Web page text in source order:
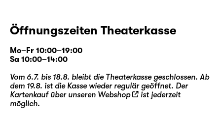
Öffnungszeiten Theaterkasse
Mo–Fr 10:00–19:00
Sa 10:00–14:00
Vom 6.7. bis 18.8. bleibt die Theaterkasse geschlossen. Ab
dem 19.8. ist die Kasse wieder regulär geöffnet. Der
Kartenkauf über unseren Webshop
ist jederzeit
möglich.